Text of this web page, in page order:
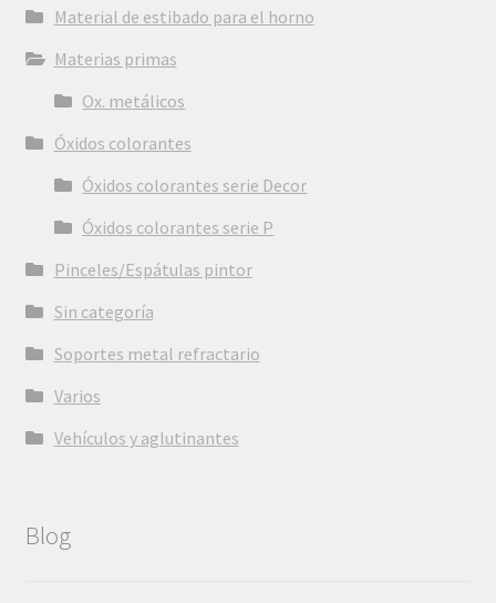
Material de estibado para el horno
Materias primas
Ox. metálicos
Óxidos colorantes
Óxidos colorantes serie Decor
Óxidos colorantes serie P
Pinceles/Espátulas pintor
Sin categoría
Soportes metal refractario
Varios
Vehículos y aglutinantes
Blog